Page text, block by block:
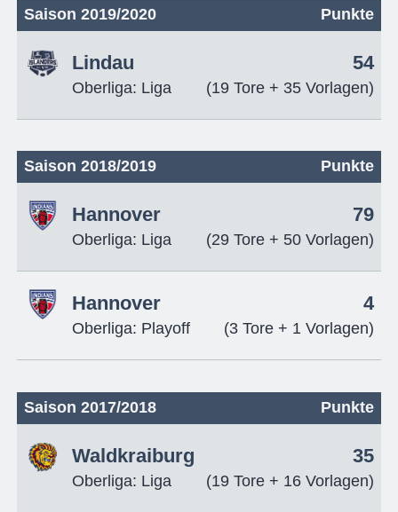
Saison 2019/2020 Punkte
Lindau
Oberliga: Liga
54
(19 Tore + 35 Vorlagen)
Saison 2018/2019 Punkte
Hannover
Oberliga: Liga
79
(29 Tore + 50 Vorlagen)
Hannover
Oberliga: Playoff
4
(3 Tore + 1 Vorlagen)
Saison 2017/2018 Punkte
Waldkraiburg
Oberliga: Liga
35
(19 Tore + 16 Vorlagen)